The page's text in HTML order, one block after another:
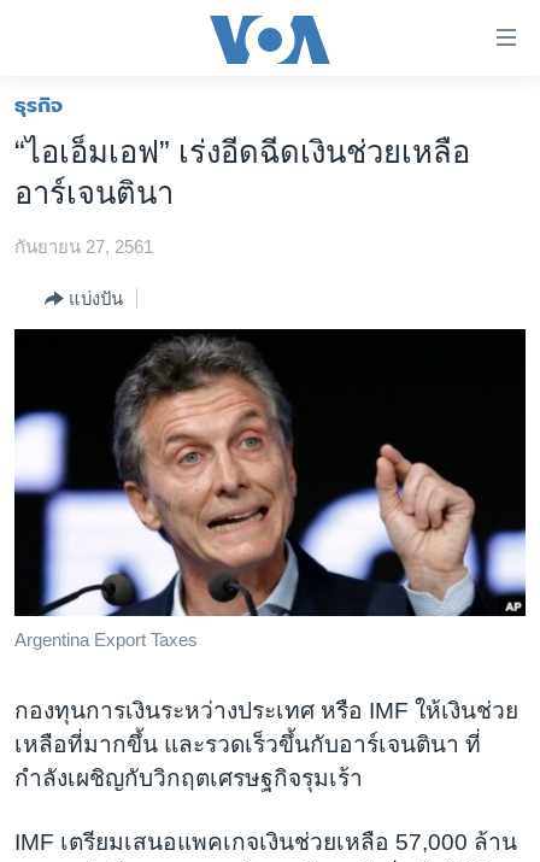
ต่อ
ข้าม
เนื้อหา
ข้าม
ไป
ค้นหา
หน้าหลัก
โลก
เอเชีย
สหรัฐฯ
ไทย
วิทยาศาสตร์
สังคมและสุขภาพ
ไลฟ์สไตล์
ตรวจสอบข่าว
เรียนรู้ภาษาอังกฤษ
พอดคาสต์
เลือกภาษา
ธุรกิจ
“ไอเอ็มเอฟ” เร่งอีดฉีดเงินช่วยเหลือ
อาร์เจนตินา
กันยายน 27, 2561
แบ่งปัน
Argentina Export Taxes
กองทุนการเงินระหว่างประเทศ หรือ IMF ให้เงินช่วย
เหลือที่มากขึ้น และรวดเร็วขึ้นกับอาร์เจนตินา ที่
กำลังเผชิญกับวิกฤตเศรษฐกิจรุมเร้า
IMF เตรียมเสนอแพคเกจเงินช่วยเหลือ 57,000 ล้าน